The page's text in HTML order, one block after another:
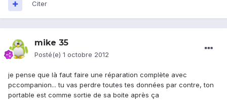
Citer
mike 35
Posté(e) 1 octobre 2012
je pense que là faut faire une réparation complète avec
pccompanion... tu vas perdre toutes tes données par contre, ton
portable est comme sortie de sa boite après ça